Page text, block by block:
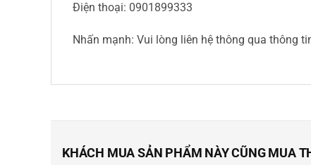
Điện thoại: 0901899333
Nhấn mạnh: Vui lòng liên hệ thông qua thông
KHÁCH MUA SẢN PHẨM NÀY CŨNG MUA